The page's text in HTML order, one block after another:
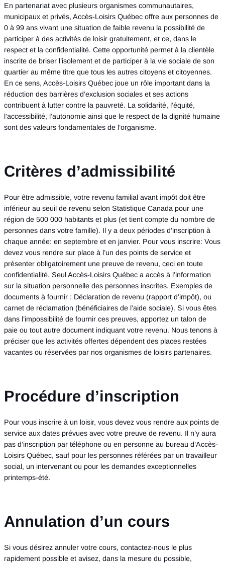
En partenariat avec plusieurs organismes communautaires,
municipaux et privés, Accès-Loisirs Québec offre aux personnes de
0 à 99 ans vivant une situation de faible revenu la possibilité de
participer à des activités de loisir gratuitement, et ce, dans le
respect et la confidentialité. Cette opportunité permet à la clientèle
inscrite de briser l’isolement et de participer à la vie sociale de son
quartier au même titre que tous les autres citoyens et citoyennes.
En ce sens, Accès-Loisirs Québec joue un rôle important dans la
réduction des barrières d’exclusion sociales et ses actions
contribuent à lutter contre la pauvreté. La solidarité, l’équité,
l’accessibilité, l’autonomie ainsi que le respect de la dignité humaine
sont des valeurs fondamentales de l’organisme.
Critères d’admissibilité
Pour être admissible, votre revenu familial avant impôt doit être
inférieur au seuil de revenu selon Statistique Canada pour une
région de 500 000 habitants et plus (et tient compte du nombre de
personnes dans votre famille). Il y a deux périodes d’inscription à
chaque année: en septembre et en janvier. Pour vous inscrire: Vous
devez vous rendre sur place à l’un des points de service et
présenter obligatoirement une preuve de revenu, ceci en toute
confidentialité. Seul Accès-Loisirs Québec a accès à l’information
sur la situation personnelle des personnes inscrites. Exemples de
documents à fournir : Déclaration de revenu (rapport d’impôt), ou
carnet de réclamation (bénéficiaires de l’aide sociale). Si vous êtes
dans l’impossibilité de fournir ces preuves, apportez un talon de
paie ou tout autre document indiquant votre revenu. Nous tenons à
préciser que les activités offertes dépendent des places restées
vacantes ou réservées par nos organismes de loisirs partenaires.
Procédure d’inscription
Pour vous inscrire à un loisir, vous devez vous rendre aux points de
service aux dates prévues avec votre preuve de revenu. Il n’y aura
pas d’inscription par téléphone ou en personne au bureau d’Accès-
Loisirs Québec, sauf pour les personnes référées par un travailleur
social, un intervenant ou pour les demandes exceptionnelles
printemps-été.
Annulation d’un cours
Si vous désirez annuler votre cours, contactez-nous le plus
rapidement possible et avisez, dans la mesure du possible,